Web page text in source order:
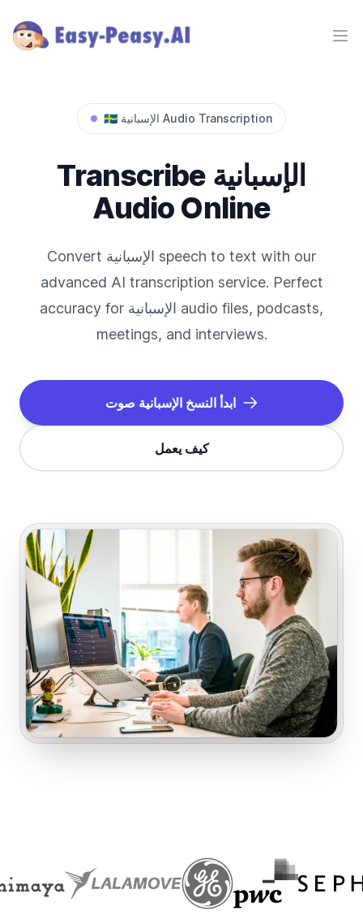
🇪🇸 الإسبانية Audio Transcription
Transcribe الإسبانية
Audio Online
Convert الإسبانية speech to text with our
advanced AI transcription service. Perfect
accuracy for الإسبانية audio files, podcasts,
meetings, and interviews.
ابدأ النسخ الإسبانية صوت
كيف يعمل